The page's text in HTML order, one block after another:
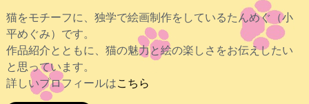
猫をモチーフに、独学で絵画制作をしているたんめぐ（小
平めぐみ）です。
作品紹介とともに、猫の魅力と絵の楽しさをお伝えしたい
と思っています。
詳しいプロフィールはこちら